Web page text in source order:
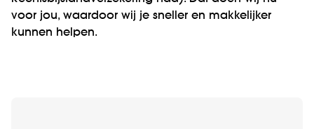
voor jou, waardoor wij je sneller en makkelijker
kunnen helpen.